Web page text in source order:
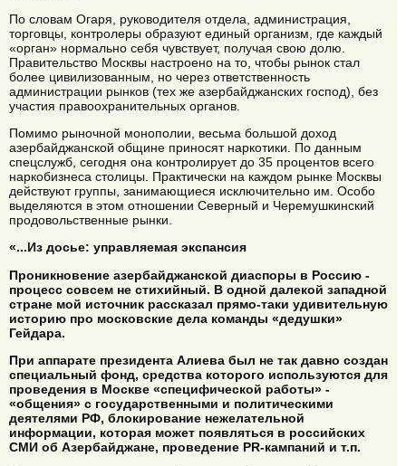
По словам Огаря, руководителя отдела, администрация,
торговцы, контролеры образуют единый организм, где каждый
«орган» нормально себя чувствует, получая свою долю.
Правительство Москвы настроено на то, чтобы рынок стал
более цивилизованным, но через ответственность
администрации рынков (тех же азербайджанских господ), без
участия правоохранительных органов.
Помимо рыночной монополии, весьма большой доход
азербайджанской общине приносят наркотики. По данным
спецслужб, сегодня она контролирует до 35 процентов всего
наркобизнеса столицы. Практически на каждом рынке Москвы
действуют группы, занимающиеся исключительно им. Особо
выделяются в этом отношении Северный и Черемушкинский
продовольственные рынки.
«...Из досье: управляемая экспансия
Проникновение азербайджанской диаспоры в Россию -
процесс совсем не стихийный. В одной далекой западной
стране мой источник рассказал прямо-таки удивительную
историю про московские дела команды «дедушки»
Гейдара.
При аппарате президента Алиева был не так давно создан
специальный фонд, средства которого используются для
проведения в Москве «специфической работы» -
«общения» с государственными и политическими
деятелями РФ, блокирование нежелательной
информации, которая может появляться в российских
СМИ об Азербайджане, проведение РR-кампаний и т.п.